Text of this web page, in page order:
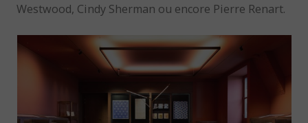
Westwood, Cindy Sherman ou encore Pierre Renart.